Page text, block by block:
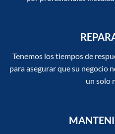
Tenemos los tiempos de
para asegurar que su negocio
un solo